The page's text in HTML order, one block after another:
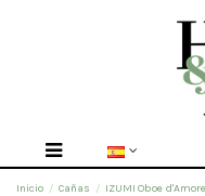
Inicio Cañas IZUMI Oboe